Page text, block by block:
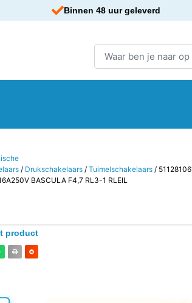
Binnen 48 uur geleverd
/ Drukschakelaars /Tuimelschakelaars /
BASCULA F4,7 RL3-1 RLEIL
product